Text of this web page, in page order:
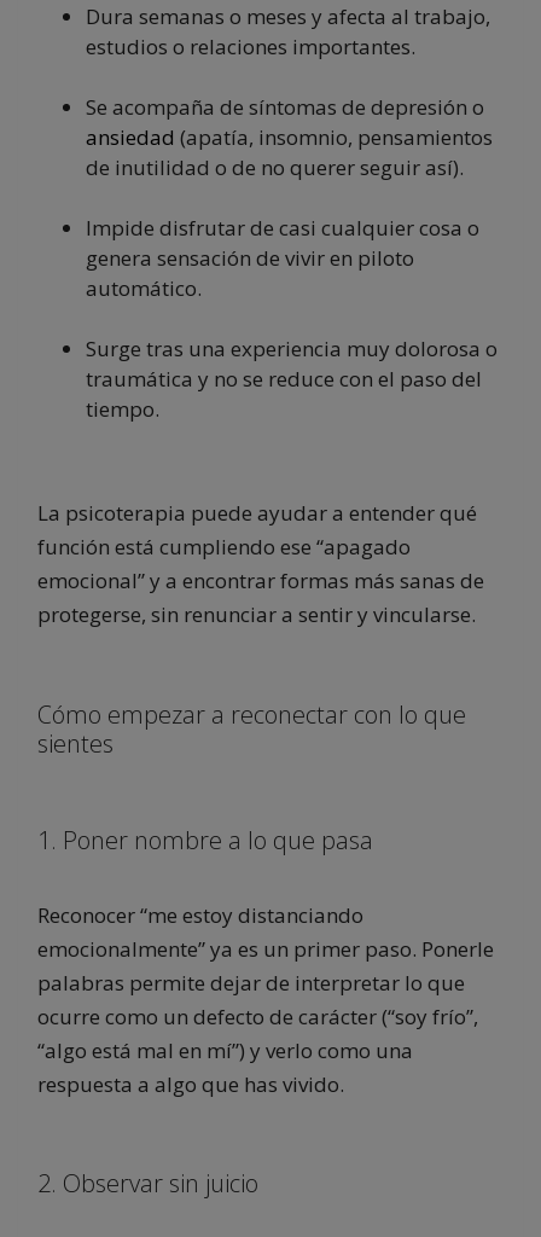
Dura semanas o meses y afecta al trabajo,
estudios o relaciones importantes.
Se acompaña de síntomas de depresión o
ansiedad (apatía, insomnio, pensamientos
de inutilidad o de no querer seguir así).
Impide disfrutar de casi cualquier cosa o
genera sensación de vivir en piloto
automático.
Surge tras una experiencia muy dolorosa o
traumática y no se reduce con el paso del
tiempo.
La psicoterapia puede ayudar a entender qué
función está cumpliendo ese “apagado
emocional” y a encontrar formas más sanas de
protegerse, sin renunciar a sentir y vincularse.
Cómo empezar a reconectar con lo que
sientes
1. Poner nombre a lo que pasa
Reconocer “me estoy distanciando
emocionalmente” ya es un primer paso. Ponerle
palabras permite dejar de interpretar lo que
ocurre como un defecto de carácter (“soy frío”,
“algo está mal en mí”) y verlo como una
respuesta a algo que has vivido.
2. Observar sin juicio